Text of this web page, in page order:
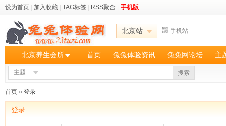
设为首页 加入收藏 TAG标签 RSS聚合 手机版
北京站 手机站
北京养生会所 首页 兔兔体验资讯 兔兔网论坛 主
主题 搜索
首页 » 登录
登录